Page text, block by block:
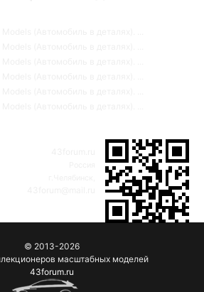
© 2013-2026
масштабных моделей
43forum.ru